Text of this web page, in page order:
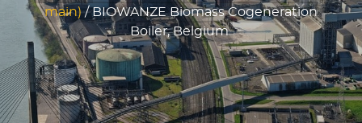
main)/BIOWANZE Biomass Cogeneration
Boiler, Belgium